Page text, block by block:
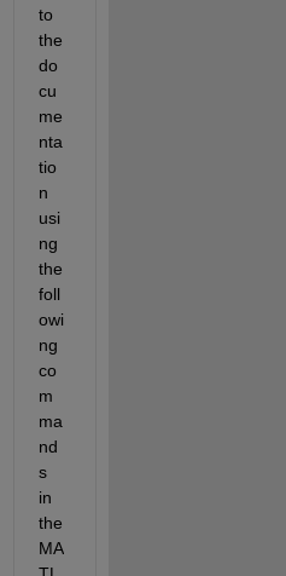
to
the
do
cu
me
nta
tio
n
usi
ng
the
foll
owi
ng
co
m
ma
nd
s
in
the
MA